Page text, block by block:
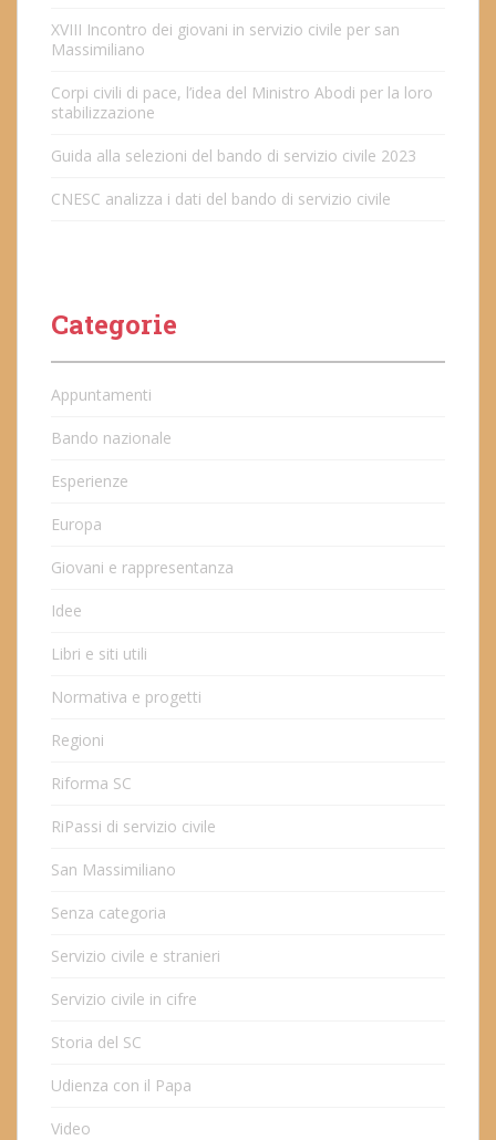
XVIII Incontro dei giovani in servizio civile per san
Massimiliano
Corpi civili di pace, l’idea del Ministro Abodi per la loro
stabilizzazione
Guida alla selezioni del bando di servizio civile 2023
CNESC analizza i dati del bando di servizio civile
Categorie
Appuntamenti
Bando nazionale
Esperienze
Europa
Giovani e rappresentanza
Idee
Libri e siti utili
Normativa e progetti
Regioni
Riforma SC
RiPassi di servizio civile
San Massimiliano
Senza categoria
Servizio civile e stranieri
Servizio civile in cifre
Storia del SC
Udienza con il Papa
Video